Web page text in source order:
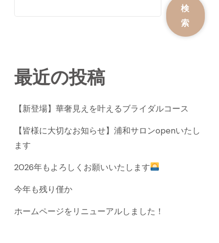
検
索
最近の投稿
【新登場】華奢見えを叶えるブライダルコース
【皆様に大切なお知らせ】浦和サロンopenいたし
ます
2026年もよろしくお願いいたします
今年も残り僅か
ホームページをリニューアルしました！